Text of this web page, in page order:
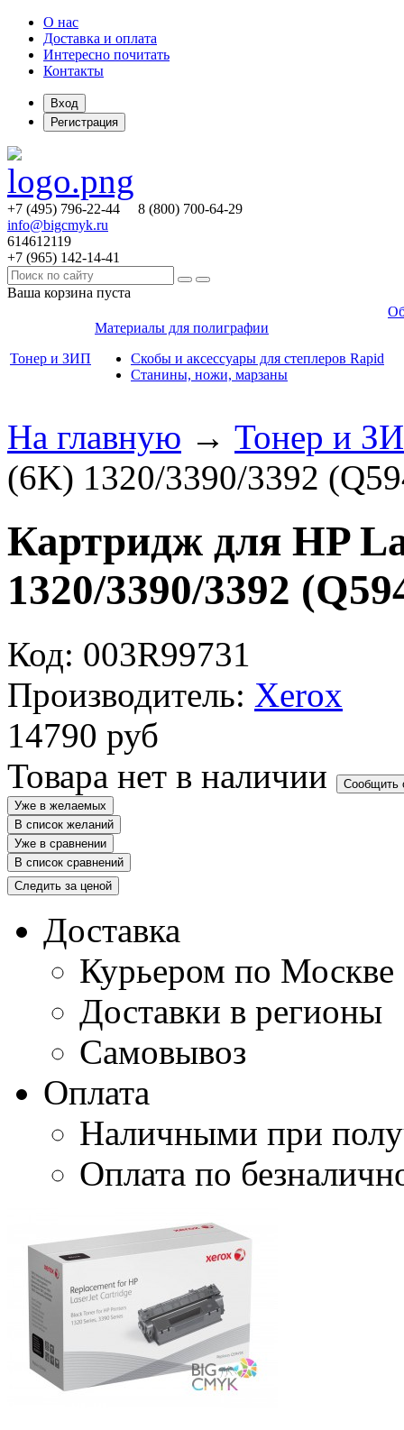
О нас
Доставка и оплата
Интересно почитать
Контакты
Вход
Регистрация
+7 (495) 796-22-44 8 (800) 700-64-29
info@bigcmyk.ru
614612119
+7 (965) 142-14-41
Ваша корзина пуста
Тонер и ЗИП
Материалы для полиграфии
Скобы и аксессуары для степлеров Rapid
Станины, ножи, марзаны
На главную → Тонер и
(6K) 1320/3390/3392
Картридж для HP
1320/3390/3392
Код: 003R99731
Производитель: Xerox
14790 руб
Товара нет в наличии
Сообщить
Уже в желаемых
В список желаний
Уже в сравнении
В список сравнений
Следить за ценой
Доставка
Курьером по Москве
Доставки в регионы
Самовывоз
Оплата
Наличными при
Оплата по